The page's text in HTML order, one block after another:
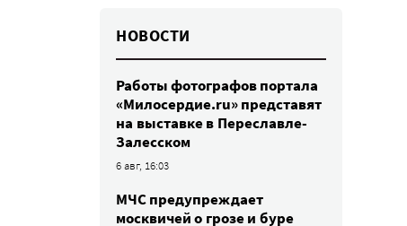
НОВОСТИ
Работы фотографов портала
«Милосердие.ru» представят
на выставке в Переславле-
Залесском
6 авг, 16:03
МЧС предупреждает
москвичей о грозе и буре